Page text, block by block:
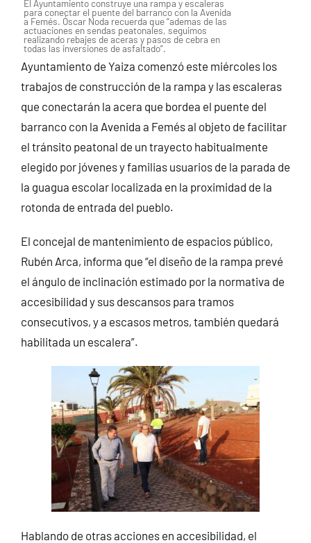
El Ayuntamiento construye una rampa y escaleras
para conectar el puente del barranco con la Avenida
a Femés. Óscar Noda recuerda que “ademas de las
actuaciones en sendas peatonales, seguimos
realizando rebajes de aceras y pasos de cebra en
todas las inversiones de asfaltado”.
Ayuntamiento de Yaiza comenzó este miércoles los
trabajos de construcción de la rampa y las escaleras
que conectarán la acera que bordea el puente del
barranco con la Avenida a Femés al objeto de facilitar
el tránsito peatonal de un trayecto habitualmente
elegido por jóvenes y familias usuarios de la parada de
la guagua escolar localizada en la proximidad de la
rotonda de entrada del pueblo.
El concejal de mantenimiento de espacios público,
Rubén Arca, informa que “el diseño de la rampa prevé
el ángulo de inclinación estimado por la normativa de
accesibilidad y sus descansos para tramos
consecutivos, y a escasos metros, también quedará
habilitada un escalera”.
Hablando de otras acciones en accesibilidad, el